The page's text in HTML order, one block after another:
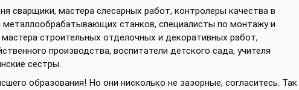
сварщики, мастера слесарных работ, контролеры качества в
станков, специалисты по монтажу и
строительных отделочных и декоративных работ,
производства, воспитатели детского сада, учителя
сестры.
образования! Но они нисколько не зазорные, согласитесь. Так